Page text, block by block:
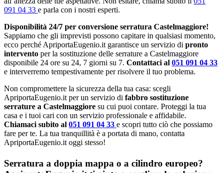
091 04 33 e parla con i nostri esperti.
Disponibilità 24/7 per conversione serratura Castelmaggiore!
Sappiamo che gli imprevisti possono capitare in qualsiasi momento,
ecco perché ApriportaEugenio.it garantisce un servizio di pronto
intervento per la sostituzione delle serrature a Castelmaggiore
disponibile 24 ore su 24, 7 giorni su 7. Contattaci al 051 091 04 33
e interverremo tempestivamente per risolvere il tuo problema.
Non compromettere la sicurezza della tua casa: scegli
ApriportaEugenio.it per un servizio di fabbro sostituzione
serrature a Castelmaggiore su cui puoi contare. Proteggi la tua
casa e i tuoi cari con un servizio professionale e affidabile.
Chiamaci subito al 051 091 04 33 e scopri tutto ciò che possiamo
fare per te. La tua tranquillità è a portata di mano, contatta
ApriportaEugenio.it oggi stesso!
Serratura a doppia mappa o a cilindro europeo?